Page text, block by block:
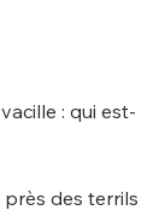
: qui est-
des terrils